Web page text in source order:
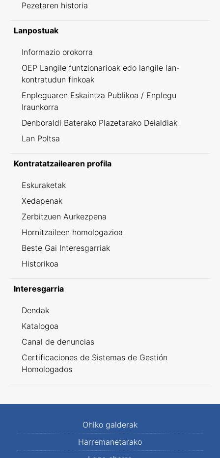
Pezetaren historia
Lanpostuak
Informazio orokorra
OEP Langile funtzionarioak edo langile lan-
kontratudun finkoak
Enpleguaren Eskaintza Publikoa / Enplegu
Iraunkorra
Denboraldi Baterako Plazetarako Deialdiak
Lan Poltsa
Kontratatzailearen profila
Eskuraketak
Xedapenak
Zerbitzuen Aurkezpena
Hornitzaileen homologazioa
Beste Gai Interesgarriak
Historikoa
Interesgarria
Dendak
Katalogoa
Canal de denuncias
Certificaciones de Sistemas de Gestión
Homologados
Ohiko galderak
Harremanetarako